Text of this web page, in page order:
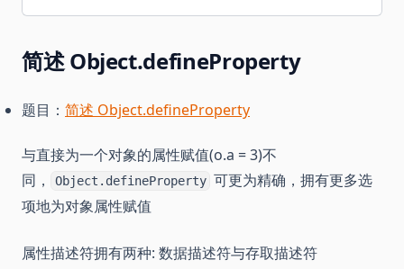
简述 Object.defineProperty
题目： 简述 Object.defineProperty
与直接为一个对象的属性赋值(o.a = 3)不
同，
Object.defineProperty 可更为精确，拥有更多选
项地为对象属性赋值
属性描述符拥有两种: 数据描述符与存取描述符